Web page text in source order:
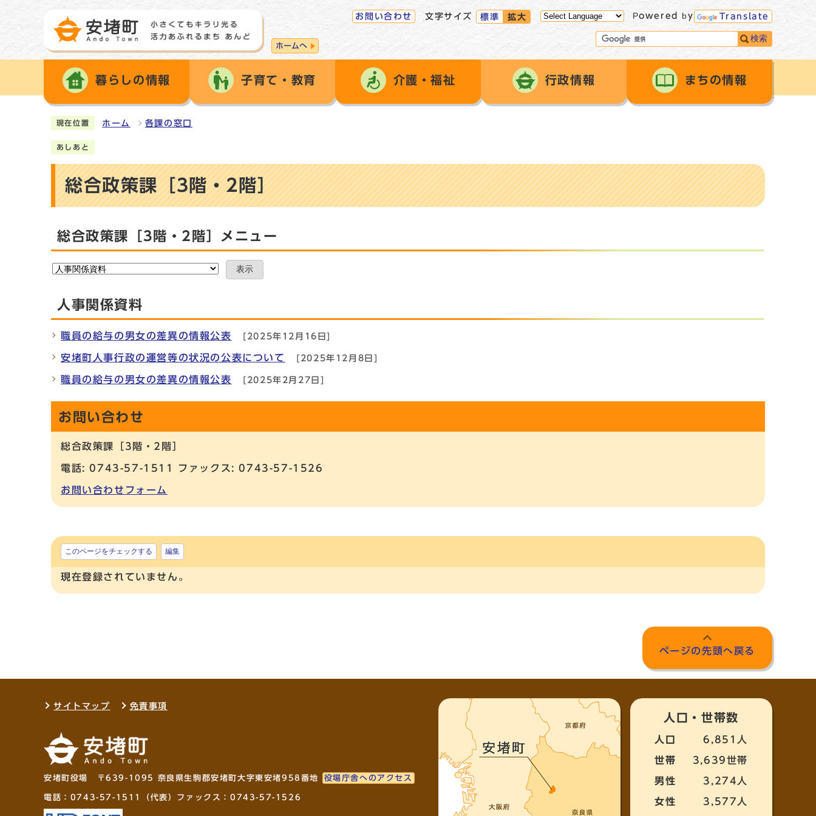
ホームへ
お問い合わせ 文字サイズ 標準 拡大 Powered by Translate
検索
暮らしの情報 子育て・教育 介護・福祉 行政情報 まちの情報
現在位置 ホーム 各課の窓口
あしあと
総合政策課［3階・2階］
総合政策課［3階・2階］メニュー
表示
人事関係資料
職員の給与の男女の差異の情報公表 [2025年12月16日]
安堵町人事行政の運営等の状況の公表について [2025年12月8日]
職員の給与の男女の差異の情報公表 [2025年2月27日]
お問い合わせ
総合政策課［3階・2階］
電話: 0743-57-1511 ファックス: 0743-57-1526
お問い合わせフォーム
このページをチェックする 編集
現在登録されていません。
ページの先頭へ戻る
サイトマップ 免責事項
安堵町役場 〒639-1095 奈良県生駒郡安堵町大字東安堵958番地 役場庁舎へのアクセス
電話： 0743-57-1511 （代表）ファックス：0743-57-1526
人口・世帯数
人口 6,851人
世帯 3,639世帯
男性 3,274人
女性 3,577人